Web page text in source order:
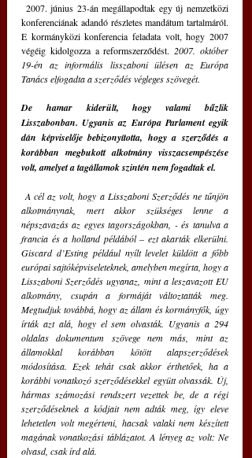
2007. június 23-án megállapodtak egy új nemzetközi
konferenciának adandó részletes mandátum tartalmáról.
E kormányközi konferencia feladata volt, hogy 2007
végéig kidolgozza a reformszerződést. 2007. október
19-én az informális lisszaboni ülésen az Európa
Tanács elfogadta a szerződés végleges szövegét.
De hamar kiderült, hogy valami bűzlik
Lisszabonban. Ugyanis az Európa Parlament egyik
dán képviselője bebizonyította, hogy a szerződés a
korábban megbukott alkotmány visszacsempészése
volt, amelyet a tagállamok szintén nem fogadtak el.
A cél az volt, hogy a Lisszaboni Szerződés ne tűnjön
alkotmánynak, mert akkor szükséges lenne a
népszavazás az egyes tagországokban, - és tanulva a
francia és a holland példából – ezt akarták elkerülni.
Giscard d’Esting például nyílt levelet küldött a főbb
európai sajtóképviseleteknek, amelyben megírta, hogy a
Lisszaboni Szerződés ugyanaz, mint a leszavazott EU
alkotmány, csupán a formáját változtatták meg.
Megtudjuk továbbá, hogy az állam és kormányfők, úgy
írták azt alá, hogy el sem olvasták. Ugyanis a 294
oldalas dokumentum szövege nem más, mint az
államokkal korábban kötött alapszerződések
módosítása. Ezek tehát csak akkor érthetőek, ha a
korábbi vonatkozó szerződésekkel együtt olvassák. Új,
hármas számozási rendszert vezettek be, de a régi
szerződéseknek a kódjait nem adták meg, így eleve
lehetetlen volt megérteni, hacsak valaki nem készített
magának vonatkozási táblázatot. A lényeg az volt: Ne
olvasd, csak írd alá.